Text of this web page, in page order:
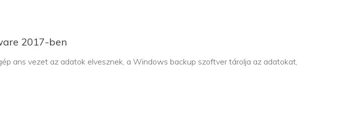
2017-ben
ans vezet az adatok elvesznek, a Windows backup szoftver tárolja az adatokat,